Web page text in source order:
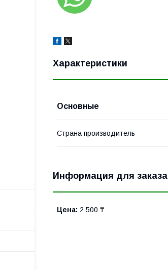
Характеристики
Основные
Страна производитель
Информация для заказа
Цена: 2 500 ₸